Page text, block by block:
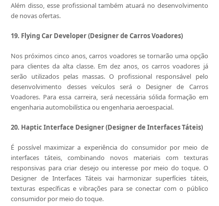
Além disso, esse profissional também atuará no desenvolvimento
de novas ofertas.
19. Flying Car Developer (Designer de Carros Voadores)
Nos próximos cinco anos, carros voadores se tornarão uma opção
para clientes da alta classe. Em dez anos, os carros voadores já
serão utilizados pelas massas. O profissional responsável pelo
desenvolvimento desses veículos será o Designer de Carros
Voadores. Para essa carreira, será necessária sólida formação em
engenharia automobilística ou engenharia aeroespacial.
20. Haptic Interface Designer (Designer de Interfaces Táteis)
É possível maximizar a experiência do consumidor por meio de
interfaces táteis, combinando novos materiais com texturas
responsivas para criar desejo ou interesse por meio do toque. O
Designer de Interfaces Táteis vai harmonizar superfícies táteis,
texturas específicas e vibrações para se conectar com o público
consumidor por meio do toque.